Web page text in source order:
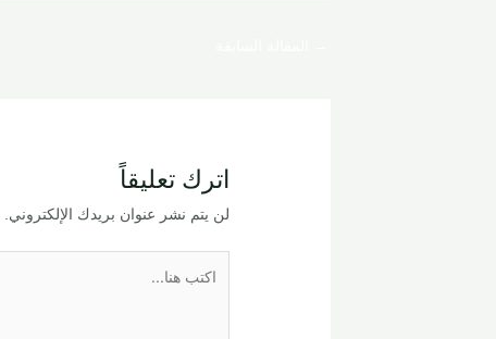
اترك تعليقاً
لن يتم نشر عنوان بريدك الإلكتروني.